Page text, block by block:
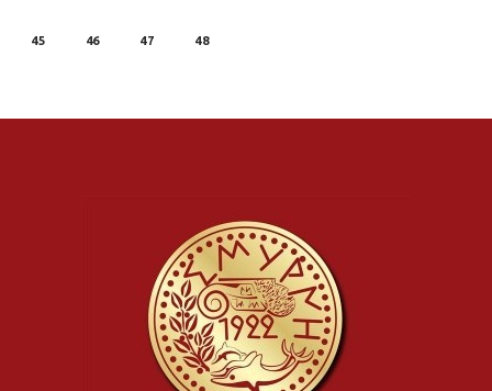
45 46 47 48